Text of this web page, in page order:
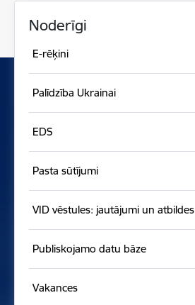
Noderīgi
E-rēķini
Palīdzība Ukrainai
EDS
Pasta sūtījumi
VID vēstules: jautājumi un atbildes
Publiskojamo datu bāze
Vakances